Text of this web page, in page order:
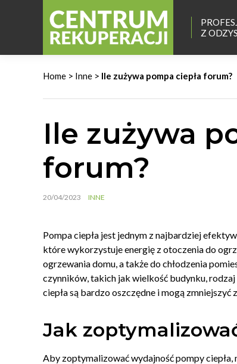
Z
Home > Inne > Ile zużywa pompa ciepła forum?
Ile zużywa
forum?
20/04/2023 INNE
Pompa ciepła jest jednym z najbardziej
które wykorzystuje energię z otoczenia do
ogrzewania domu, a także do chłodzenia
czynników, takich jak wielkość budynku,
ciepła są bardzo oszczędne i mogą zmniejszyć
Jak
Aby zoptymalizować wydajność pompy